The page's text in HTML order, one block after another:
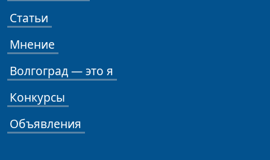
Статьи
Мнение
Волгоград — это я
Конкурсы
Объявления